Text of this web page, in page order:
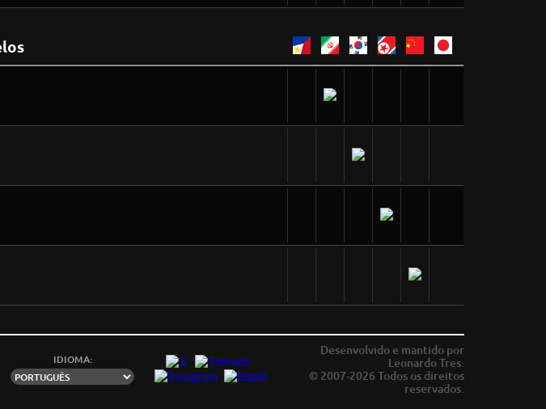
IDIOMA:
Desenvolvido e mantido por
Leonardo Tres.
© 2007-2026 Todos os direitos
reservados.